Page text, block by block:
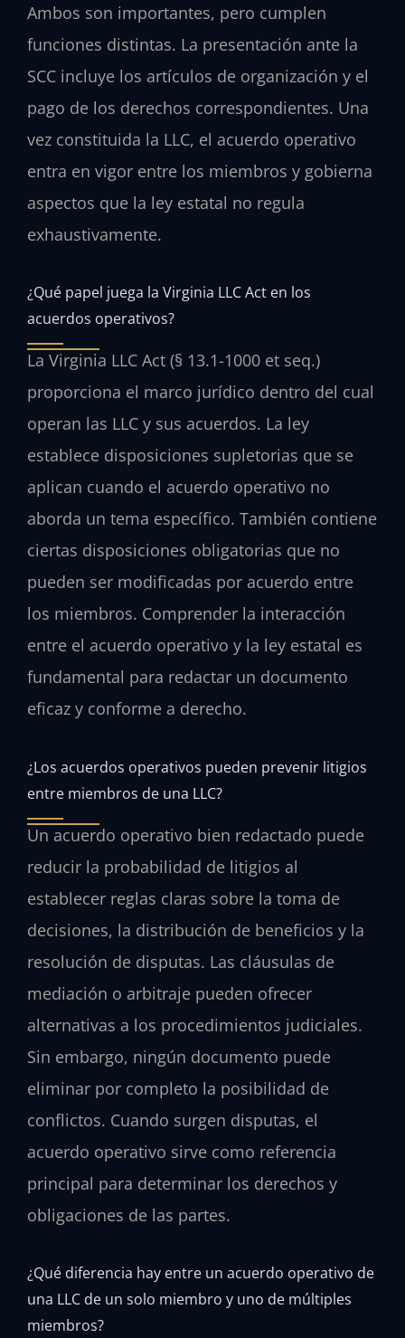
Ambos son importantes, pero cumplen
funciones distintas. La presentación ante la
SCC incluye los artículos de organización y el
pago de los derechos correspondientes. Una
vez constituida la LLC, el acuerdo operativo
entra en vigor entre los miembros y gobierna
aspectos que la ley estatal no regula
exhaustivamente.
¿Qué papel juega la Virginia LLC Act en los
acuerdos operativos?
La Virginia LLC Act (§ 13.1-1000 et seq.)
proporciona el marco jurídico dentro del cual
operan las LLC y sus acuerdos. La ley
establece disposiciones supletorias que se
aplican cuando el acuerdo operativo no
aborda un tema específico. También contiene
ciertas disposiciones obligatorias que no
pueden ser modificadas por acuerdo entre
los miembros. Comprender la interacción
entre el acuerdo operativo y la ley estatal es
fundamental para redactar un documento
eficaz y conforme a derecho.
¿Los acuerdos operativos pueden prevenir litigios
entre miembros de una LLC?
Un acuerdo operativo bien redactado puede
reducir la probabilidad de litigios al
establecer reglas claras sobre la toma de
decisiones, la distribución de beneficios y la
resolución de disputas. Las cláusulas de
mediación o arbitraje pueden ofrecer
alternativas a los procedimientos judiciales.
Sin embargo, ningún documento puede
eliminar por completo la posibilidad de
conflictos. Cuando surgen disputas, el
acuerdo operativo sirve como referencia
principal para determinar los derechos y
obligaciones de las partes.
¿Qué diferencia hay entre un acuerdo operativo de
una LLC de un solo miembro y uno de múltiples
miembros?